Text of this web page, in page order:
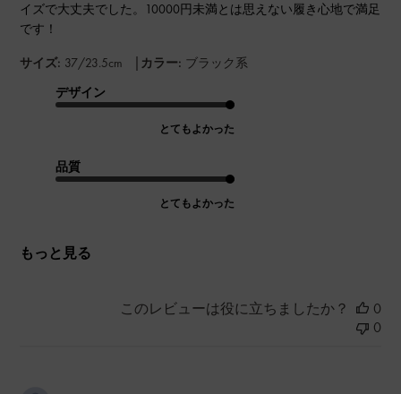
イズで大丈夫でした。10000円未満とは思えない履き心地で満足
です！
サイズ: 37/23.5cm | カラー: ブラック系
デザイン
とてもよかった
品質
とてもよかった
もっと見る
このレビューは役に立ちましたか？
0
0